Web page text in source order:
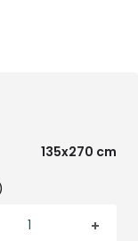
135x270 cm